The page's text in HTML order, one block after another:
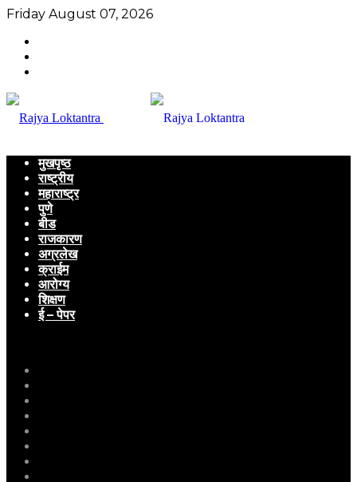
Friday August 07, 2026
मुखपृष्ठ
राष्ट्रीय
महाराष्ट्र
पुणे
बीड
राजकारण
अग्रलेख
क्राईम
आरोग्य
शिक्षण
ई – पेपर